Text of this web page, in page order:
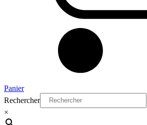
Panier
Rechercher
×